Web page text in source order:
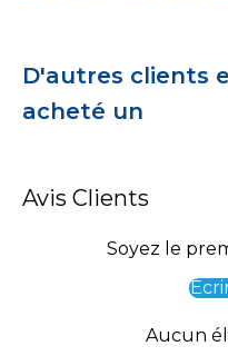
D'autres clients
acheté un
Avis Clients
Soyez le
Aucun